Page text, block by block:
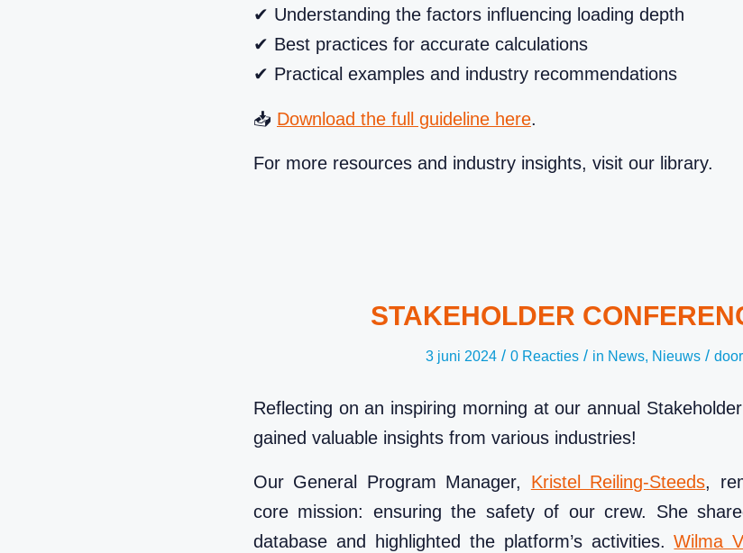
✔ Understanding the factors influencing loading depth
✔ Best practices for accurate calculations
✔ Practical examples and industry recommendations
📥 Download the full guideline here.
For more resources and industry insights, visit our library.
STAKEHOLDER
3 juni 2024 / 0 Reacties / in News, Nieuws / door
Reflecting on an inspiring morning at our annual
gained valuable insights from various industries!
Our General Program Manager, Kristel Reiling-Steeds,
core mission: ensuring the safety of our crew. She
database and highlighted the platform’s activities.Wilma